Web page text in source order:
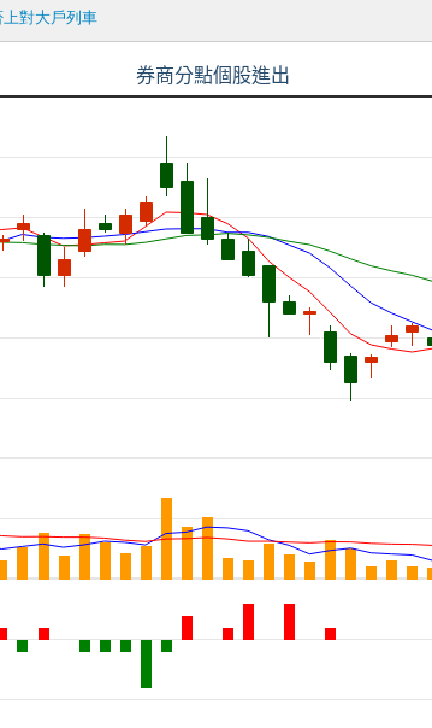
對大戶列車
券商分點個股進出